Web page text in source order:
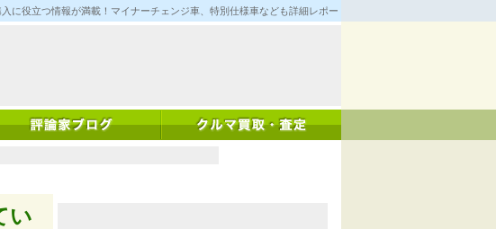
役立つ情報が満載！マイナーチェンジ車、特別仕様車なども詳細レポート！
い